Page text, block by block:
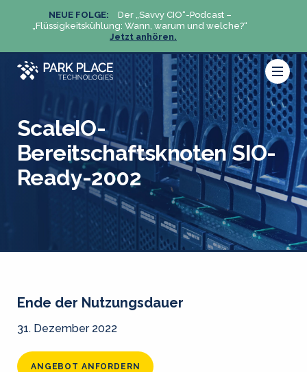
NEUE FOLGE:
Der „Savvy CIO“-Podcast –
„Flüssigkeitskühlung: Wann, warum und welche?“
Jetzt anhören.
ScaleIO-
Bereitschaftsknoten SIO-
Ready-2002
Ende der Nutzungsdauer
31. Dezember 2022
ANGEBOT ANFORDERN